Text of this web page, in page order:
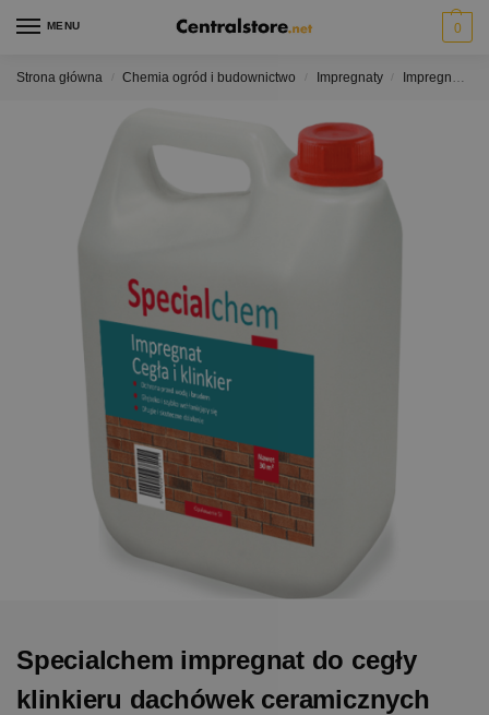
MENU 0
Strona główna Chemia ogród i budownictwo Impregnaty Impregnaty do cegły i piaskowca
Specialchem impregnat do cegły
klinkieru dachówek ceramicznych